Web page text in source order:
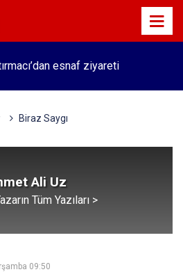
esnaf ziyareti
Biraz Saygı
Ali Uz
Tüm Yazıları >
09:50